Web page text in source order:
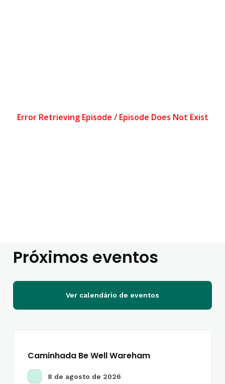
Próximos eventos
Ver calendário de eventos
Caminhada Be Well Wareham
8 de agosto de 2026